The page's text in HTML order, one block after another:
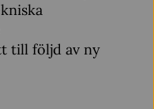
till följd av ny